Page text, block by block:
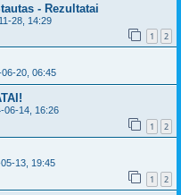
- Rezultatai
28, 14:29
1 2
20, 06:45
06-14, 16:26
1 2
13, 19:45
1 2